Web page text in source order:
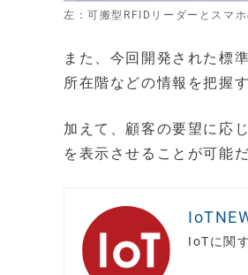
左：可搬型RFIDリーダーとスマ
また、今回開発された標
所在階などの情報を把握
加えて、顧客の要望に応
を表示させることが可能だ
IoTに関